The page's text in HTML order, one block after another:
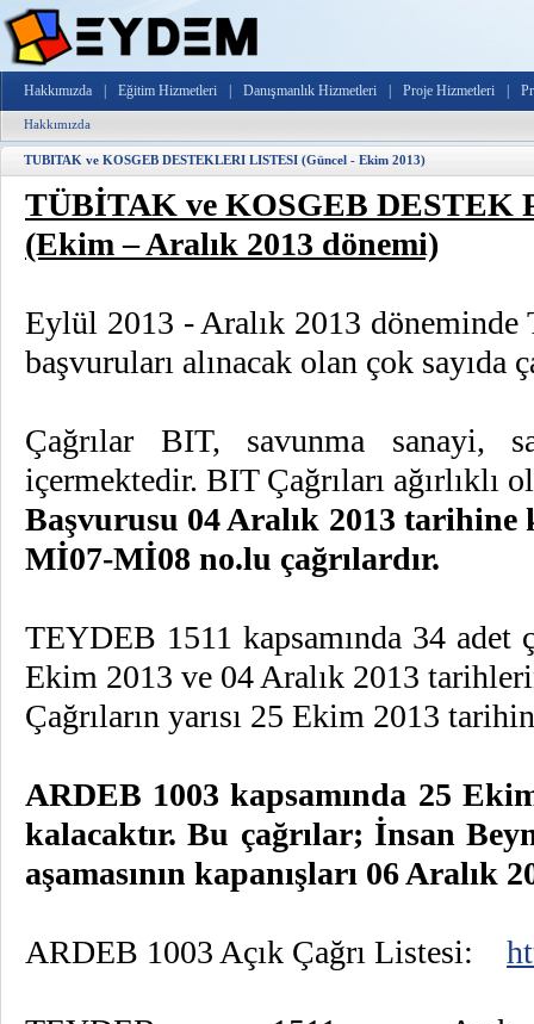
Hakkımızda Eğitim Hizmetleri Danışmanlık Hizmetleri Proje Hizmetleri
Hakkımızda
TUBITAK ve KOSGEB DESTEKLERI LISTESI (Güncel - Ekim 2013)
TÜBİTAK ve KOSGEB
(Ekim – Aralık 2013 dönemi)
Eylül 2013 - Aralık 2013
başvuruları alınacak olan çok sayıda
Çağrılar BIT, savunma sanayi,
içermektedir. BIT Çağrıları ağırlıklı
Başvurusu 04 Aralık 2013
Mİ07-Mİ08 no.lu çağrılardır.
TEYDEB 1511 kapsamında 34 adet
Ekim 2013 ve 04 Aralık 2013
Çağrıların yarısı 25 Ekim 2013
ARDEB 1003 kapsamında 25
kalacaktır. Bu çağrılar; İnsan
aşamasının kapanışları 06 Aralık
ARDEB 1003 Açık Çağrı Listesi: